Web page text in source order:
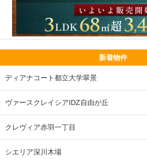
新着物件
ディアナコート都立大学翠景
ヴァースクレイシアIDZ自由が丘
クレヴィア赤羽一丁目
シエリア深川木場